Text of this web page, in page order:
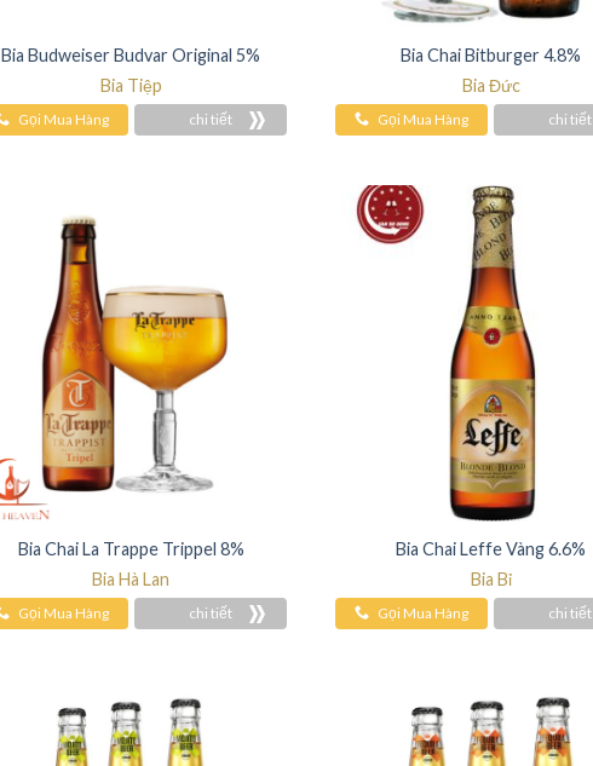
Bia Budweiser Budvar Original 5%
Bia Tiệp
Gọi Mua Hàng chi tiết
Bia Chai Bitburger 4.8%
Bia Đức
Gọi Mua Hàng chi tiết
Bia Chai La Trappe Trippel 8%
Bia Hà Lan
Gọi Mua Hàng chi tiết
Bia Chai Leffe Vàng 6.6%
Bia Bỉ
Gọi Mua Hàng chi tiết